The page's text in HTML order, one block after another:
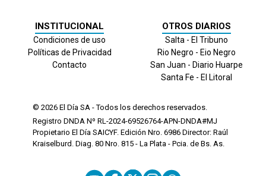
INSTITUCIONAL
Condiciones de uso
Políticas de Privacidad
Contacto
OTROS DIARIOS
Salta - El Tribuno
Rio Negro - Eio Negro
San Juan - Diario Huarpe
Santa Fe - El Litoral
© 2026 El Día SA - Todos los derechos reservados.
Registro DNDA Nº RL-2024-69526764-APN-DNDA#MJ
Propietario El Día SAICYF. Edición Nro. 6986 Director: Raúl
Kraiselburd. Diag. 80 Nro. 815 - La Plata - Pcia. de Bs. As.